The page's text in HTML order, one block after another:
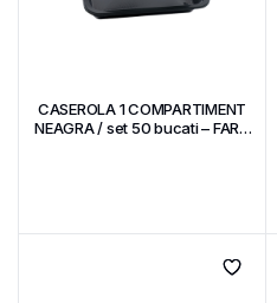
CASEROLA 1 COMPARTIMENT
NEAGRA / set 50 bucati – FARA